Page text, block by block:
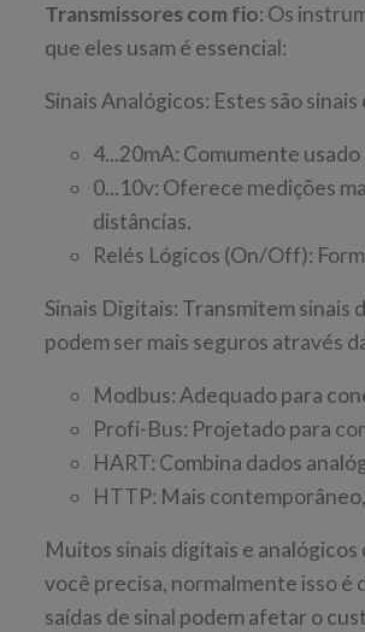
Transmissores com fio: Os
que eles usam é essencial:
Sinais Analógicos: Estes são
4...20mA: Comumente
0...10v: Oferece medições
distâncias.
Relés Lógicos (On/Off):
Sinais Digitais: Transmitem sinais
podem ser mais seguros através
Modbus: Adequado para
Profi-Bus: Projetado para
HART: Combina dados
HTTP: Mais
Muitos sinais digitais e
você precisa, normalmente isso é
saídas de sinal podem afetar o